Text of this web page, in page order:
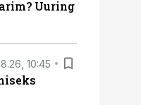
Uuring
10:45